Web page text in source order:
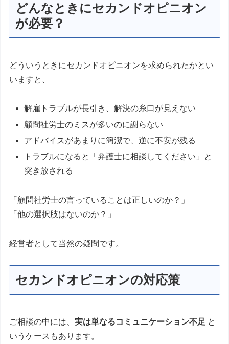
どんなときにセカンドオピニオン
が必要？
どういうときにセカンドオピニオンを求められたかとい
いますと、
解雇トラブルが長引き、解決の糸口が見えない
顧問社労士のミスが多いのに謝らない
アドバイスがあまりに簡潔で、逆に不安が残る
トラブルになると「弁護士に相談してください」と
突き放される
「顧問社労士の言っていることは正しいのか？」
「他の選択肢はないのか？」
経営者として当然の疑問です。
セカンドオピニオンの対応策
ご相談の中には、実は単なるコミュニケーション不足 と
いうケースもあります。